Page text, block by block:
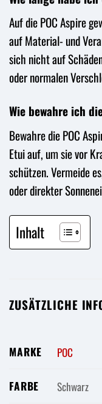
Auf die POC Aspire
auf Material- und
sich nicht auf
oder normalen
Wie bewahre ich
Bewahre die POC
Etui auf, um sie vor
schützen. Vermeide
oder direkter
Inhalt
ZUSÄTZLICHE
MARKE POC
FARBE Schwarz